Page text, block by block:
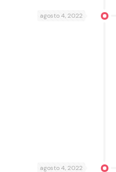
agosto 4, 2022
agosto 4, 2022